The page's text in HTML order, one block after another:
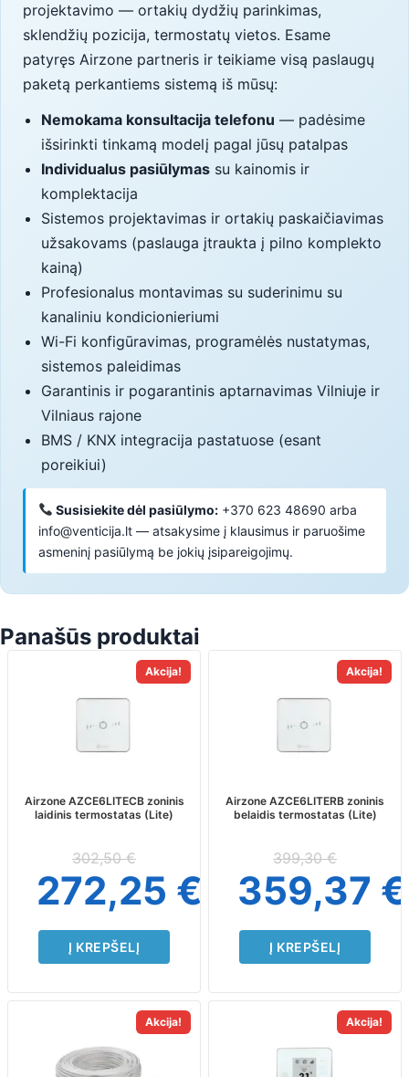
projektavimo — ortakių dydžių parinkimas,
sklendžių pozicija, termostatų vietos. Esame
patyręs Airzone partneris ir teikiame visą paslaugų
paketą perkantiems sistemą iš mūsų:
Nemokama konsultacija telefonu — padėsime
išsirinkti tinkamą modelį pagal jūsų patalpas
Individualus pasiūlymas su kainomis ir
komplektacija
Sistemos projektavimas ir ortakių paskaičiavimas
užsakovams (paslauga įtraukta į pilno komplekto
kainą)
Profesionalus montavimas su suderinimu su
kanaliniu kondicionieriumi
Wi-Fi konfigūravimas, programėlės nustatymas,
sistemos paleidimas
Garantinis ir pogarantinis aptarnavimas Vilniuje ir
Vilniaus rajone
BMS / KNX integracija pastatuose (esant
poreikiui)
Susisiekite dėl pasiūlymo:+370 623 48690 arba
info@venticija.lt — atsakysime į klausimus ir paruošime
asmeninį pasiūlymą be jokių įsipareigojimų.
Panašūs produktai
Akcija!
Airzone AZCE6LITECB zoninis
laidinis termostatas (Lite)
302,50€
272,25 €
Į KREPŠELĮ
Akcija!
Airzone AZCE6LITERB zoninis
belaidis termostatas (Lite)
399,30€
359,37 €
Į KREPŠELĮ
Akcija! Akcija!